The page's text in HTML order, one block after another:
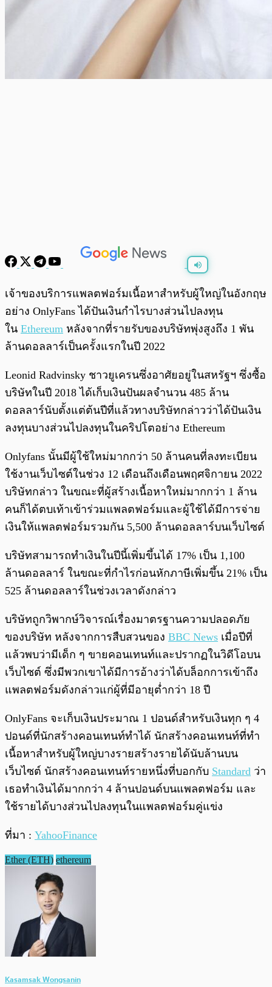
พร้อมเล่น / 0:00
เจ้าของบริการแพลตฟอร์มเนื้อหาสำหรับผู้ใหญ่ในอังกฤษ
อย่าง OnlyFans ได้ปันเงินกำไรบางส่วนไปลงทุน
ใน Ethereum หลังจากที่รายรับของบริษัทพุ่งสูงถึง 1 พัน
ล้านดอลลาร์เป็นครั้งแรกในปี 2022
Leonid Radvinsky ชาวยูเครนซึ่งอาศัยอยู่ในสหรัฐฯ ซึ่งซื้อ
บริษัทในปี 2018 ได้เก็บเงินปันผลจำนวน 485 ล้าน
ดอลลาร์นับตั้งแต่ต้นปีที่แล้วทางบริษัทกล่าวว่าได้ปันเงิน
ลงทุนบางส่วนไปลงทุนในคริปโตอย่าง Ethereum
Onlyfans นั้นมีผู้ใช้ใหม่มากกว่า 50 ล้านคนที่ลงทะเบียน
ใช้งานเว็บไซต์ในช่วง 12 เดือนถึงเดือนพฤศจิกายน 2022
บริษัทกล่าว ในขณะที่ผู้สร้างเนื้อหาใหม่มากกว่า 1 ล้าน
คนก็ได้ตบเท้าเข้าร่วมแพลตฟอร์มและผู้ใช้ได้มีการจ่าย
เงินให้แพลตฟอร์มรวมกัน 5,500 ล้านดอลลาร์บนเว็บไซต์
บริษัทสามารถทำเงินในปีนี้เพิ่มขึ้นได้ 17% เป็น 1,100
ล้านดอลลาร์ ในขณะที่กำไรก่อนหักภาษีเพิ่มขึ้น 21% เป็น
525 ล้านดอลลาร์ในช่วงเวลาดังกล่าว
บริษัทถูกวิพากษ์วิจารณ์เรื่องมาตรฐานความปลอดภัย
ของบริษัท หลังจากการสืบสวนของ BBC News เมื่อปีที่
แล้วพบว่ามีเด็ก ๆ ขายคอนเทนท์และปรากฏในวิดีโอบน
เว็บไซต์ ซึ่งมีพวกเขาได้มีการอ้างว่าได้บล็อกการเข้าถึง
แพลตฟอร์มดังกล่าวแก่ผู้ที่มีอายุต่ำกว่า 18 ปี
OnlyFans จะเก็บเงินประมาณ 1 ปอนด์สำหรับเงินทุก ๆ 4
ปอนด์ที่นักสร้างคอนเทนท์ทำได้ นักสร้างคอนเทนท์ที่ทำ
เนื้อหาสำหรับผู้ใหญ่บางรายสร้างรายได้นับล้านบน
เว็บไซต์ นักสร้างคอนเทนท์รายหนึ่งที่บอกกับ Standard ว่า
เธอทำเงินได้มากกว่า 4 ล้านปอนด์บนแพลตฟอร์ม และ
ใช้รายได้บางส่วนไปลงทุนในแพลตฟอร์มคู่แข่ง
ที่มา : YahooFinance
Ether (ETH) ethereum
Kasamsak Wongsanin